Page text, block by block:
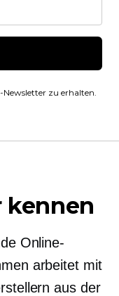
zu erhalten.
kennen
Online-
arbeitet mit
aus der